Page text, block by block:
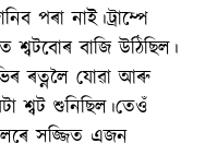
পৰা নাই।ট্ৰাম্পে
বাজি উঠিছিল।
ৰত্নলৈ যোৱা আৰু
শ্বট শুনিছিল।তেওঁ